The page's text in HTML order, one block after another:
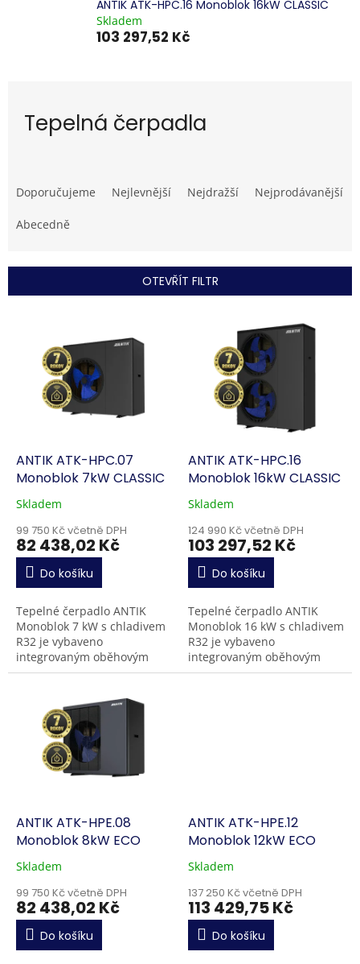
ANTIK ATK-HPC.16 Monoblok 16kW CLASSIC
Skladem
103 297,52 Kč
Tepelná čerpadla
a
e
í
r
Doporučujeme Nejlevnější Nejdražší Nejprodávanější
Abecedně
OTEVŘÍT FILTR
dANTIK ATK-HPC.07
Monoblok 7kW CLASSIC
Skladem
99 750 Kč včetně DPH
82 438,02 Kč
Do košíku
Tepelné čerpadlo ANTIK
Monoblok 7 kW s chladivem
R32 je vybaveno
integrovaným oběhovým
čerpadlem a dosahuje
°C s celkovým SCOP 4,81.
Nízká...
ANTIK ATK-HPC.16
Monoblok 16kW CLASSIC
Skladem
124 990 Kč včetně DPH
103 297,52 Kč
Do košíku
Tepelné čerpadlo ANTIK
Monoblok 16 kW s chladivem
R32 je vybaveno
integrovaným oběhovým
čerpadlem a dosahuje
ANTIK ATK-HPE.08
Monoblok 8kW ECO
Skladem
99 750 Kč včetně DPH
82 438,02 Kč
Do košíku
ANTIK ATK-HPE.12
Monoblok 12kW ECO
Skladem
137 250 Kč včetně DPH
113 429,75 Kč
Do košíku